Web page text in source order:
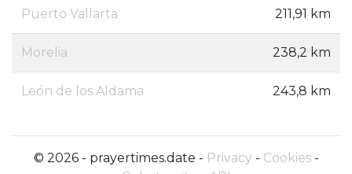
Puerto Vallarta 211,91 km
Morelia 238,2 km
León de los Aldama 243,8 km
© 2026 - prayertimes.date - Privacy- Cookies-